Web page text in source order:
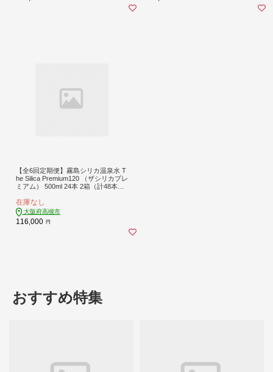
【全6回定期便】霧島シリカ温泉水 T
he Silica Premium120 （ザシリカプレ
ミアム） 500ml 24本 2箱（計48本）
お水 飲料 飲料水 ドリンク 飲み物 備
蓄 災害 大阪府高槻市/クリックル株
式会社 [AOEH014] 霧島 シリカ 温泉
水 天然水 ミネラルウォーター 美容
在庫なし
大阪府高槻市
116,000 円
おすすめ特集